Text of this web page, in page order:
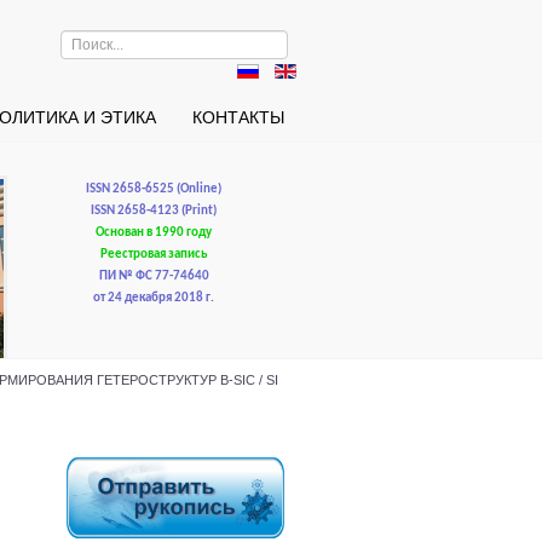
Искать...
И ЭТИКА КОНТАКТЫ
ISSN 2658-6525 (Online)
ISSN 2658-4123 (Print)
Основан в 1990 году
Реестровая запись
ПИ № ФС 77-74640
от 24 декабря 2018 г.
ГЕТЕРОСТРУКТУР В-SIС / SI